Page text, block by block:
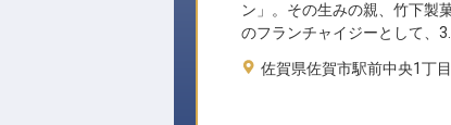
ン」。その生みの親、竹下製
のフランチャイジーとして、3…
佐賀県佐賀市駅前中央1丁